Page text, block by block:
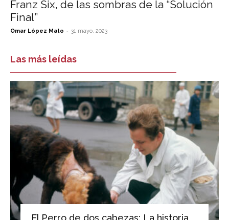
Franz Six, de las sombras de la “Solución
Final”
Omar López Mato - 31 mayo, 2023
Las más leídas